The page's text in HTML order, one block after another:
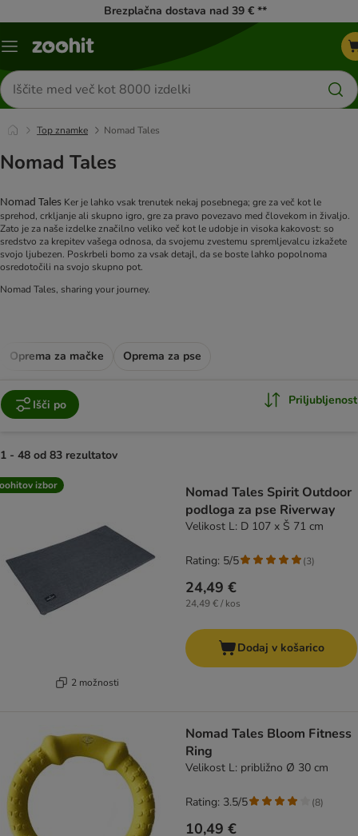
Brezplačna dostava nad 39 € **
Meni
Iskanje
izdelkov
Top znamke Nomad Tales
Nomad Tales
Nomad Tales Ker je lahko vsak trenutek nekaj posebnega; gre za več kot le
sprehod, crkljanje ali skupno igro, gre za pravo povezavo med človekom in živaljo.
Zato je za naše izdelke značilno veliko več kot le udobje in visoka kakovost: so
sredstvo za krepitev vašega odnosa, da svojemu zvestemu spremljevalcu izkažete
svojo ljubezen. Poskrbeli bomo za vsak detajl, da se boste lahko popolnoma
osredotočili na svojo skupno pot.
Nomad Tales, sharing your journey.
Oprema za mačke Oprema za pse
Išči po Priljubljenost
1 - 48 od 83 rezultatov
product items have been changed
izbor
2 možnosti
Nomad Tales Spirit Outdoor
podloga za pse Riverway
Velikost L: D 107 x Š 71 cm
24,49 €
24,49 € / kos
Rating: 5/5 (3)
Dodaj v košarico
Nomad Tales Bloom Fitness
Ring
Velikost L: približno Ø 30 cm
10,49 €
Rating: 3.5/5 (8)